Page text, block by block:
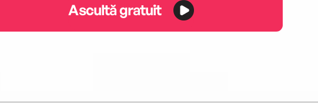
Ascultă gratuit